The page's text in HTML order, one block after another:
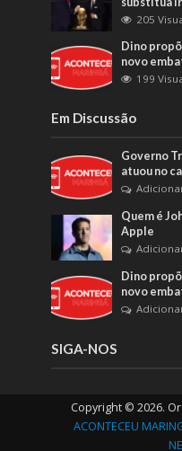
205
Dino
novo
199
Em Discussão
Governo
atuou no
Quem é
Apple
Dino
novo
SIGA-NOS
Copyright © 2026.
ACONTECEU